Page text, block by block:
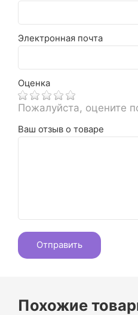
Электронная почта
Оценка
Пожалуйста, оцените
Ваш отзыв о товаре
Похожие